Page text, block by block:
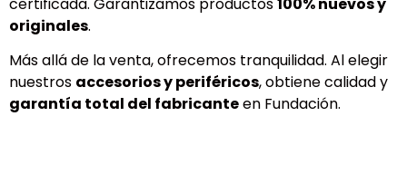
originales.
Más allá de la venta, ofrecemos tranquilidad. Al elegir
nuestros accesorios y periféricos, obtiene calidad y
garantía total del fabricanteen Fundación.